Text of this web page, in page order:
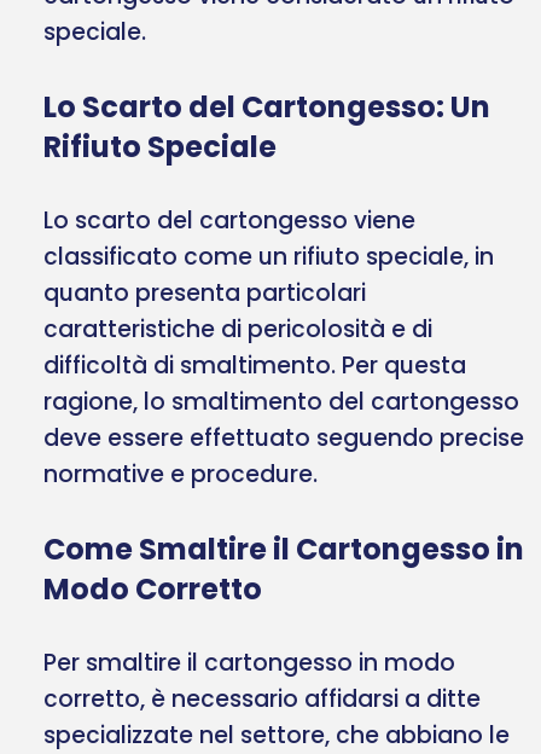
speciale.
Lo Scarto del Cartongesso: Un
Rifiuto Speciale
Lo scarto del cartongesso viene
classificato come un rifiuto speciale, in
quanto presenta particolari
caratteristiche di pericolosità e di
difficoltà di smaltimento. Per questa
ragione, lo smaltimento del cartongesso
deve essere effettuato seguendo precise
normative e procedure.
Come Smaltire il Cartongesso in
Modo Corretto
Per smaltire il cartongesso in modo
corretto, è necessario affidarsi a ditte
specializzate nel settore, che abbiano le